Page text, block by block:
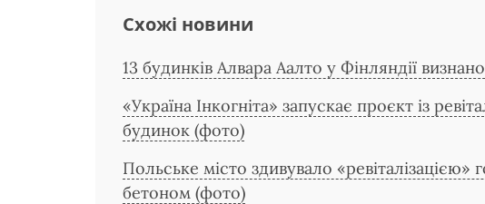
Схожі новини
13 будинків Алвара Аалто у Фінляндії
«Україна Інкогніта» запускає проєкт із
будинок (фото)
Польське місто здивувало «ревіталізацією»
бетоном (фото)